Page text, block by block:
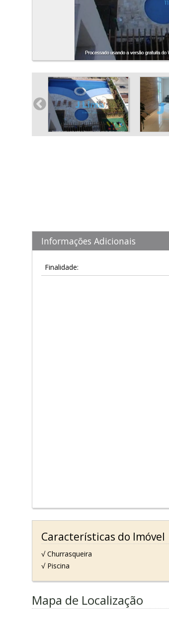
Informações Adicionais
Finalidade:
Características do Imóvel
√ Churrasqueira
√ Piscina
Mapa de Localização